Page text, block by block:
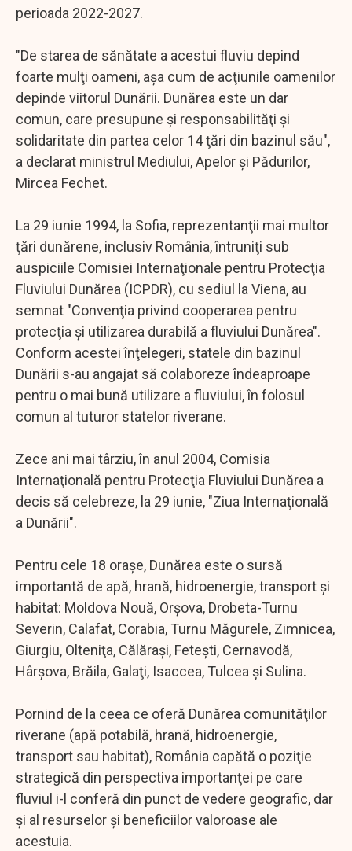
perioada 2022-2027.
"De starea de sănătate a acestui fluviu depind
foarte mulţi oameni, aşa cum de acţiunile oamenilor
depinde viitorul Dunării. Dunărea este un dar
comun, care presupune şi responsabilităţi şi
solidaritate din partea celor 14 ţări din bazinul său",
a declarat ministrul Mediului, Apelor şi Pădurilor,
Mircea Fechet.
La 29 iunie 1994, la Sofia, reprezentanţii mai multor
ţări dunărene, inclusiv România, întruniţi sub
auspiciile Comisiei Internaţionale pentru Protecţia
Fluviului Dunărea (ICPDR), cu sediul la Viena, au
semnat "Convenţia privind cooperarea pentru
protecţia şi utilizarea durabilă a fluviului Dunărea".
Conform acestei înţelegeri, statele din bazinul
Dunării s-au angajat să colaboreze îndeaproape
pentru o mai bună utilizare a fluviului, în folosul
comun al tuturor statelor riverane.
Zece ani mai târziu, în anul 2004, Comisia
Internaţională pentru Protecţia Fluviului Dunărea a
decis să celebreze, la 29 iunie, "Ziua Internaţională
a Dunării".
Pentru cele 18 oraşe, Dunărea este o sursă
importantă de apă, hrană, hidroenergie, transport şi
habitat: Moldova Nouă, Orşova, Drobeta-Turnu
Severin, Calafat, Corabia, Turnu Măgurele, Zimnicea,
Giurgiu, Olteniţa, Călăraşi, Feteşti, Cernavodă,
Hârşova, Brăila, Galaţi, Isaccea, Tulcea şi Sulina.
Pornind de la ceea ce oferă Dunărea comunităţilor
riverane (apă potabilă, hrană, hidroenergie,
transport sau habitat), România capătă o poziţie
strategică din perspectiva importanţei pe care
fluviul i-l conferă din punct de vedere geografic, dar
şi al resurselor şi beneficiilor valoroase ale
acestuia.